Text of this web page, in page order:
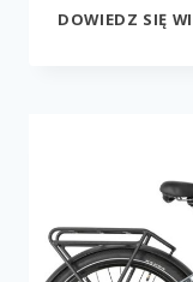
DOWIEDZ SIĘ